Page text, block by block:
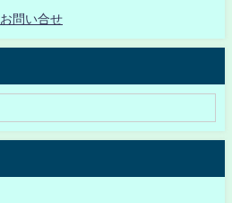
お問い合せ